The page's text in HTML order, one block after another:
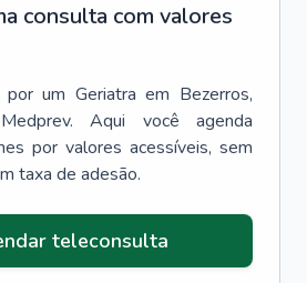
consulta com valores
por um Geriatra em Bezerros,
Aqui você agenda
por valores acessíveis, sem
taxa de adesão.
teleconsulta